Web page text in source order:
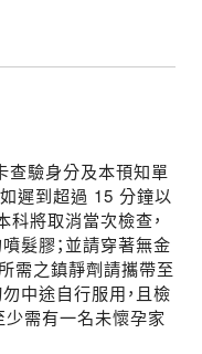
查驗身分及本頇知單
遲到超過 15 分鐘以
科將取消當次檢查，
髮膠；並請穿著無金
需之鎮靜劑請攜帶至
中途自行服用，且檢
少需有一名未懷孕家